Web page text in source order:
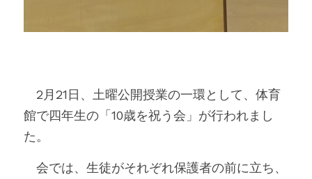
2月21日、土曜公開授業の一環として、体育
館で四年生の「10歳を祝う会」が行われまし
た。
会では、生徒がそれぞれ保護者の前に立ち、